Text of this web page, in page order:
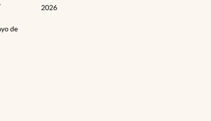
de
2026